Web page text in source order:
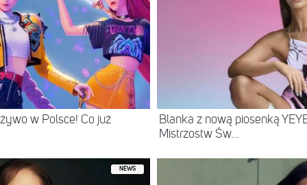
w Polsce! Co już
Blanka z nową piosenką
Mistrzostw Św...
NEWS